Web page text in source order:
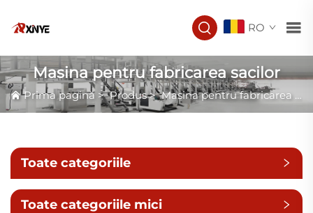
RO
Masina pentru fabricarea sacilor
Prima pagină >Produs>Masina pentru fabricarea sacilor
Toate categoriile
Toate categoriile mici